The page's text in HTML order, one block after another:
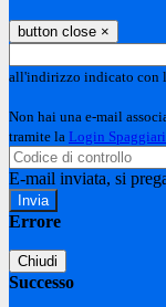
button close ×
all'indirizzo indicato con
Non hai una e-mail
tramite la Login Spaggiari
E-mail inviata, si
Errore
Chiudi
Successo